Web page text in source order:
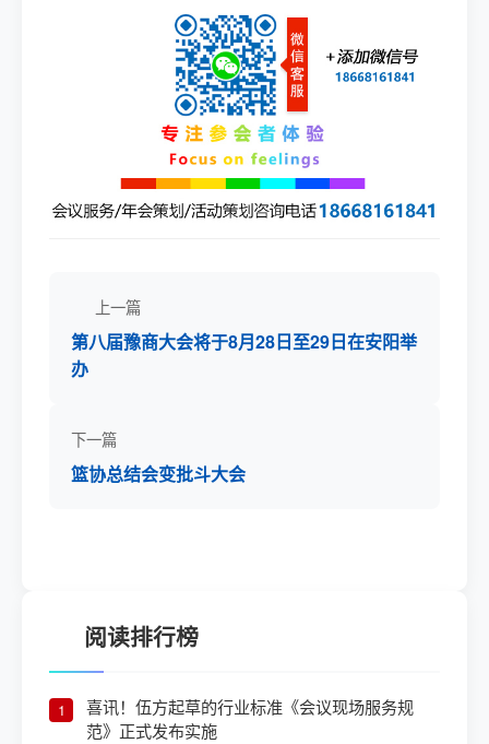
上一篇
第八届豫商大会将于8月28日至29日在安阳举
办
下一篇
篮协总结会变批斗大会
阅读排行榜
1
喜讯！伍方起草的行业标准《会议现场服务规
范》正式发布实施